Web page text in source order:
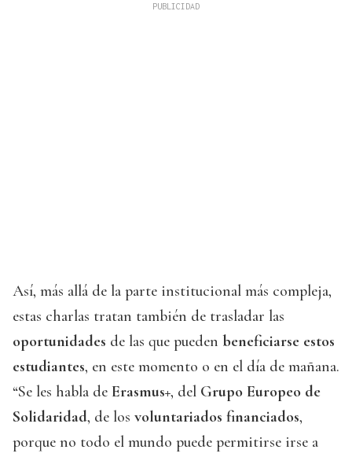
Así, más allá de la parte institucional más compleja,
estas charlas tratan también de trasladar las
oportunidades de las que pueden beneficiarse estos
estudiantes, en este momento o en el día de mañana.
“Se les habla de Erasmus+, del Grupo Europeo de
Solidaridad, de los voluntariados financiados,
porque no todo el mundo puede permitirse irse a